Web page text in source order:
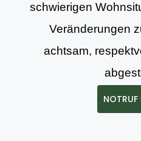
schwierigen
Veränderungen
achtsam,
NOTRUF